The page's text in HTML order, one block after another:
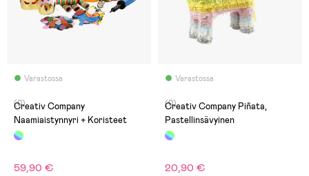
Varastossa
(0)
Creativ Company
Naamiaistynnyri + Koristeet
59,90 €
Varastossa
(0)
Creativ Company Piñata,
Pastellinsävyinen
20,90 €